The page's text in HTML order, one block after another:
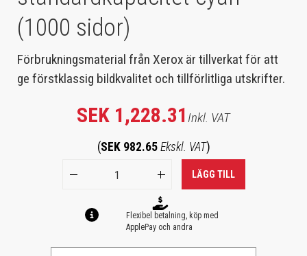
(1000 sidor)
Förbrukningsmaterial från Xerox är tillverkat för att
ge förstklassig bildkvalitet och tillförlitliga utskrifter.
SEK 1,228.31Inkl. VAT
(SEK 982.65 Ekskl. VAT)
LÄGG TILL
Flexibel betalning, köp med
ApplePay och andra